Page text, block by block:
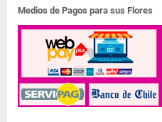
Medios de Pagos para sus Flores